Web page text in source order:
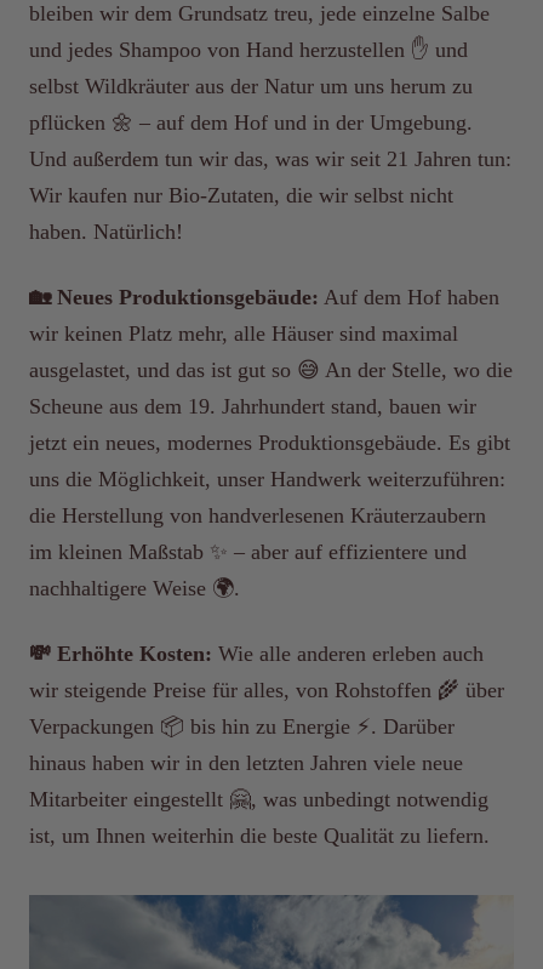
bleiben wir dem Grundsatz treu, jede einzelne Salbe
und jedes Shampoo von Hand herzustellen ✋ und
selbst Wildkräuter aus der Natur um uns herum zu
pflücken 🌼 – auf dem Hof und in der Umgebung.
Und außerdem tun wir das, was wir seit 21 Jahren tun:
Wir kaufen nur Bio-Zutaten, die wir selbst nicht
haben. Natürlich!
🏡 Neues Produktionsgebäude: Auf dem Hof haben
wir keinen Platz mehr, alle Häuser sind maximal
ausgelastet, und das ist gut so 😅 An der Stelle, wo die
Scheune aus dem 19. Jahrhundert stand, bauen wir
jetzt ein neues, modernes Produktionsgebäude. Es gibt
uns die Möglichkeit, unser Handwerk weiterzuführen:
die Herstellung von handverlesenen Kräuterzaubern
im kleinen Maßstab ✨ – aber auf effizientere und
nachhaltigere Weise 🌍.
💸 Erhöhte Kosten: Wie alle anderen erleben auch
wir steigende Preise für alles, von Rohstoffen 🌾 über
Verpackungen 📦 bis hin zu Energie ⚡. Darüber
hinaus haben wir in den letzten Jahren viele neue
Mitarbeiter eingestellt 🤗, was unbedingt notwendig
ist, um Ihnen weiterhin die beste Qualität zu liefern.